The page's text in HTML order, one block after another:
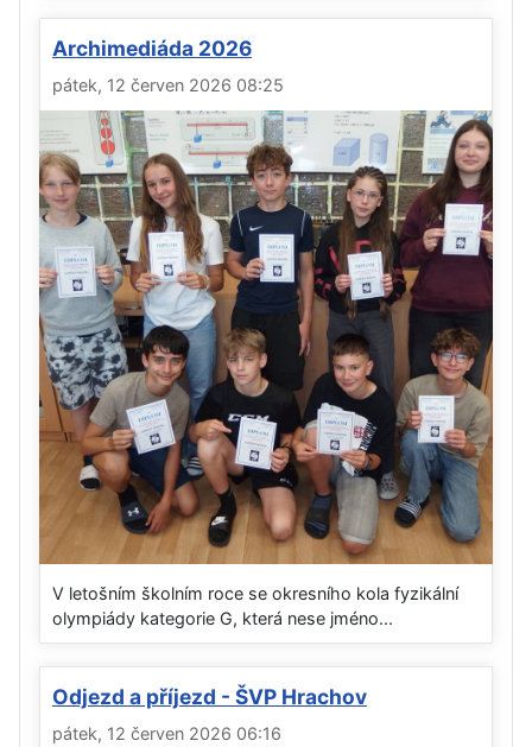
Archimediáda 2026
pátek, 12 červen 2026 08:25
V letošním školním roce se okresního kola fyzikální
olympiády kategorie G, která nese jméno...
Odjezd a příjezd - ŠVP Hrachov
pátek, 12 červen 2026 06:16